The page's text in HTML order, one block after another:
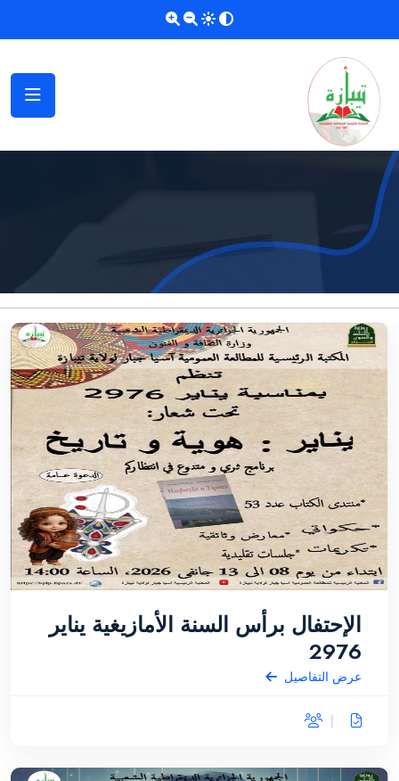
الإحتفال برأس السنة الأمازيغية يناير
2976
عرض التفاصيل